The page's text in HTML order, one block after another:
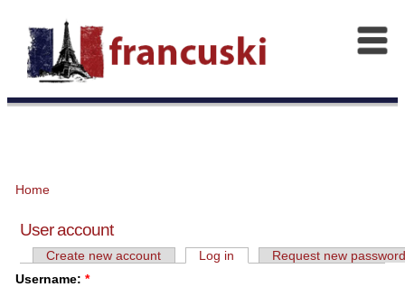
Home
User account
Create new account Log in
Request new
Username: *